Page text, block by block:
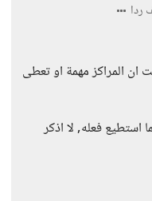
ردا
ان المراكز مهمة او تعطى
فعله, لا اذكر